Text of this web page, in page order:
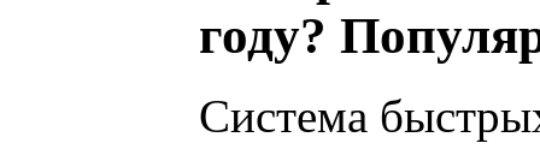
году?
Система